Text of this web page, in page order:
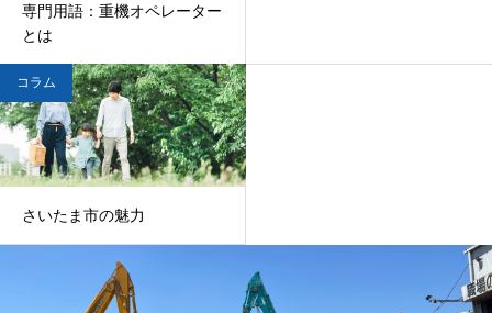
専門用語：重機オペレーター
とは
コラム
さいたま市の魅力